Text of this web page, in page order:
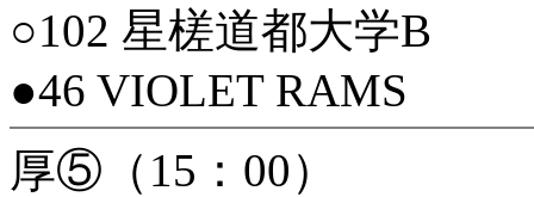
○102 星槎道都大学B
●46 VIOLET RAMS
厚⑤（15：00）